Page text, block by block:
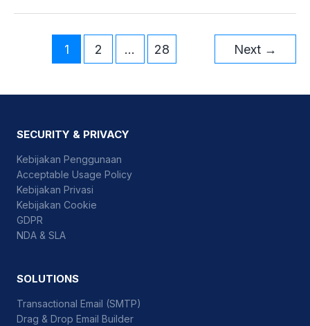
1 2 … 28 Next →
SECURITY & PRIVACY
Kebijakan Penggunaan
Acceptable Usage Policy
Kebijakan Privasi
Kebijakan Cookie
GDPR
NDA & SLA
SOLUTIONS
Transactional Email (SMTP)
Drag & Drop Email Builder